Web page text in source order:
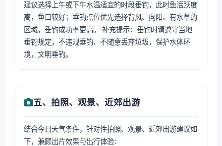
建议选择上午或下午水温适宜的时段垂钓，此时鱼活跃度
高，鱼口较好；垂钓点位优先选择背风、向阳、有水草的
区域，垂钓成功率更高。 补充提示：垂钓时请遵守当地
垂钓规定，不违规垂钓、不随意丢弃垃圾，保护水体环
境，文明垂钓。
五、拍照、观景、近郊出游
结合今日天气条件，针对性拍照、观景、近郊出游建议如
下，兼顾出片效果与出行体验：